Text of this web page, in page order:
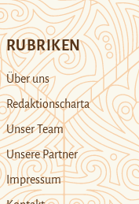
RUBRIKEN
Über uns
Redaktionscharta
Unser Team
Unsere Partner
Impressum